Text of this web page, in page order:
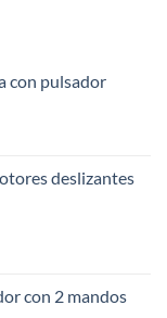
con pulsador
deslizantes
con 2 mandos